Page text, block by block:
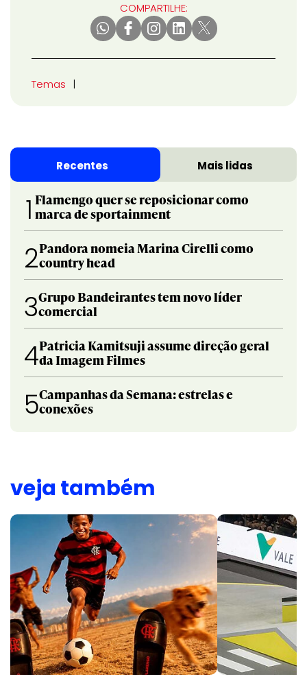
COMPARTILHE:
Temas
Recentes Mais lidas
1 Flamengo quer se reposicionar como
marca de sportainment
2Pandora nomeia Marina Cirelli como
country head
3Grupo Bandeirantes tem novo líder
comercial
4Patricia Kamitsuji assume direção geral
da Imagem Filmes
5Campanhas da Semana: estrelas e
conexões
veja também